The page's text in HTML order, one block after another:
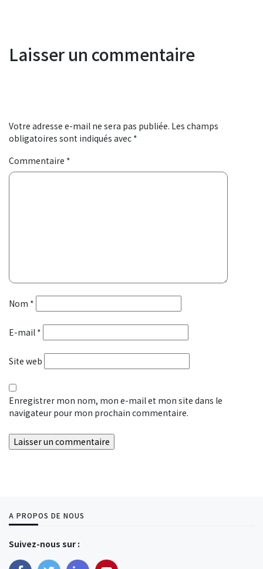
Laisser un commentaire
Votre adresse e-mail ne sera pas publiée. Les champs
obligatoires sont indiqués avec *
Commentaire *
Nom *
E-mail *
Site web
Enregistrer mon nom, mon e-mail et mon site dans le
navigateur pour mon prochain commentaire.
A PROPOS DE NOUS
Suivez-nous sur :